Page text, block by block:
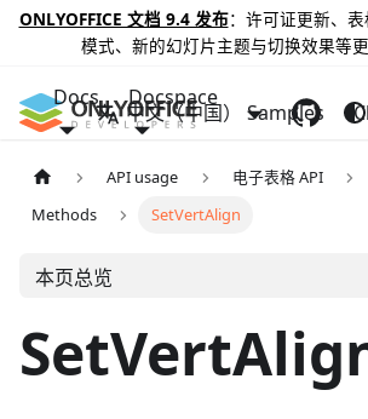
ONLYOFFICE 文档 9.4 发布：许可证更新、
模式、新的幻灯片主题与切换效果等更
Docs Docspace
Samples
中文（中国）
API usage 电子表格 API
Methods
SetVertAlign
本页总览